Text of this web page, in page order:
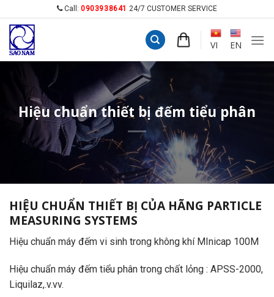
content
Call: 0903938641 24/7 CUSTOMER SERVICE
VI EN
Hiệu chuẩn thiết bị đếm tiểu phân
HIỆU CHUẨN THIẾT BỊ CỦA HÃNG PARTICLE
MEASURING SYSTEMS
Hiệu chuẩn máy đếm vi sinh trong không khí MInicap 100M
Hiệu chuẩn máy đếm tiểu phân trong chất lỏng : APSS-2000,
Liquilaz,.v.vv.